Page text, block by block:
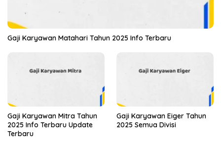
Gaji Karyawan Matahari Tahun 2025 Info Terbaru
Gaji Karyawan Mitra Tahun
2025 Info Terbaru Update
Terbaru
Gaji Karyawan Eiger Tahun
2025 Semua Divisi